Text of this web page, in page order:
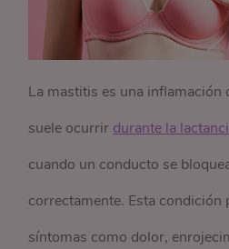
La mastitis es una inflamación
suele ocurrir durante la
cuando un conducto se
correctamente. Esta condición
síntomas como dolor,